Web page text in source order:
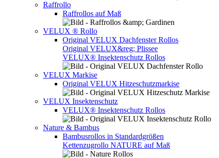
Raffrollo
Raffrollos auf Maß
VELUX ® Rollo
Original VELUX Dachfenster Rollos
Original VELUX&reg; Plissee
VELUX® Insektenschutz Rollos
VELUX Markise
Original VELUX Hitzeschutzmarkise
VELUX Insektenschutz
VELUX® Insektenschutz Rollos
Nature & Bambus
Bambusrollos in Standardgrößen
Kettenzugrollo NATURE auf Maß